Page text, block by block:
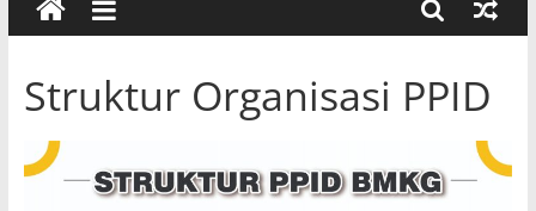
Selatan
Koordinator
BMKG
Sumatera
Struktur Organisasi PPID